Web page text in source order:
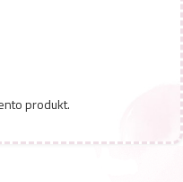
produkt.